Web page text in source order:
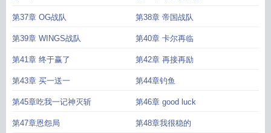
第37章 OG战队 第38章 帝国战队
第39章 WINGS战队 第40章 卡尔再临
第41章 终于赢了 第42章 再接再励
第43章 买一送一 第44章钓鱼
第45章吃我一记神灭斩 第46章 good luck
第47章恩怨局 第48章我很稳的